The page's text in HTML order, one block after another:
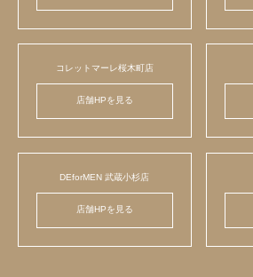
コレットマーレ桜木町店
店舗HPを見る
DEforMEN 武蔵小杉店
店舗HPを見る